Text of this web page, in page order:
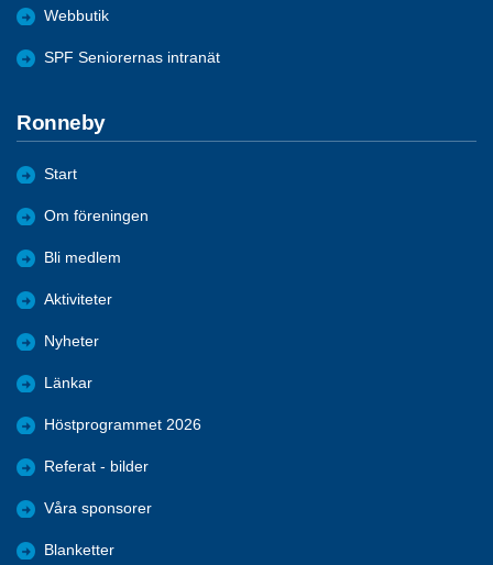
Webbutik
SPF Seniorernas intranät
Ronneby
Start
Om föreningen
Bli medlem
Aktiviteter
Nyheter
Länkar
Höstprogrammet 2026
Referat - bilder
Våra sponsorer
Blanketter